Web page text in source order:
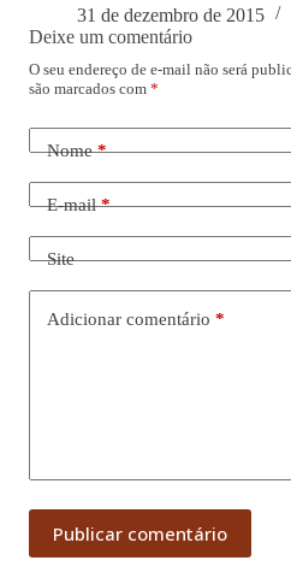
31 de dezembro de 2015
Deixe um comentário
O seu endereço de e-mail não será
são marcados com *
Nome*
E-mail*
Site
Adicionar comentário *
Publicar comentário